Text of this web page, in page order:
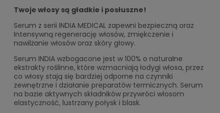
Twoje włosy są gładkie i posłuszne!
Serum z serii INDIA MEDICAL zapewni bezpieczną oraz
Intensywną regenerację włosów, zmiękczenie i
nawilżanie włosów oraz skóry głowy.
Serum INDIA wzbogacone jest w 100% o naturalne
ekstrakty roślinne, które wzmacniają łodygi włosa, przez
co włosy stają się bardziej odporne na czynniki
zewnętrzne i działanie preparatów termicznych. Serum
na bazie aktywnych składników przywróci włosom
elastyczność, lustrzany połysk i blask.